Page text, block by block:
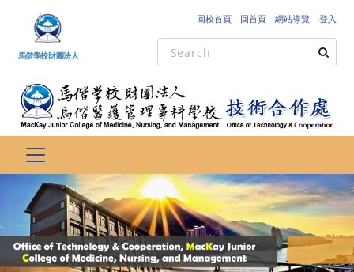
跳到主要內容
馬偕學校財團法人
回校首頁 回首頁 網站導覽 登入